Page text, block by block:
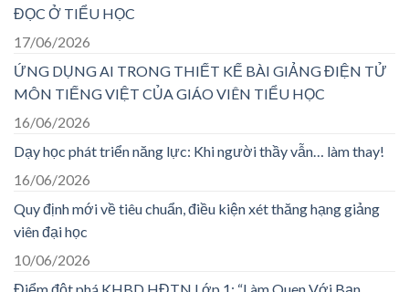
ĐỌC Ở TIỂU HỌC
17/06/2026
ỨNG DỤNG AI TRONG THIẾT KẾ BÀI GIẢNG ĐIỆN TỬ
MÔN TIẾNG VIỆT CỦA GIÁO VIÊN TIỂU HỌC
16/06/2026
Dạy học phát triển năng lực: Khi người thầy vẫn… làm thay!
16/06/2026
Quy định mới về tiêu chuẩn, điều kiện xét thăng hạng giảng
viên đại học
10/06/2026